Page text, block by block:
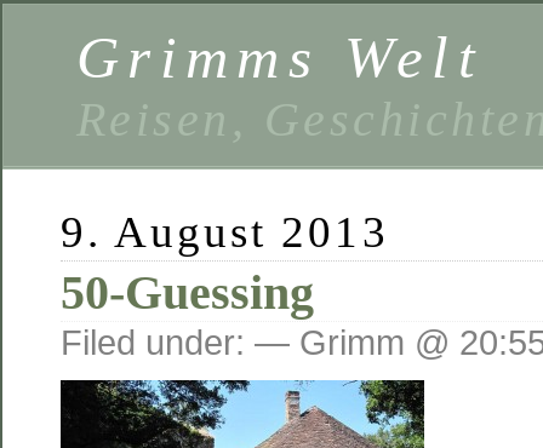
Grimms Welt
Reisen,
9. August 2013
50-Guessing
Filed under: — Grimm @